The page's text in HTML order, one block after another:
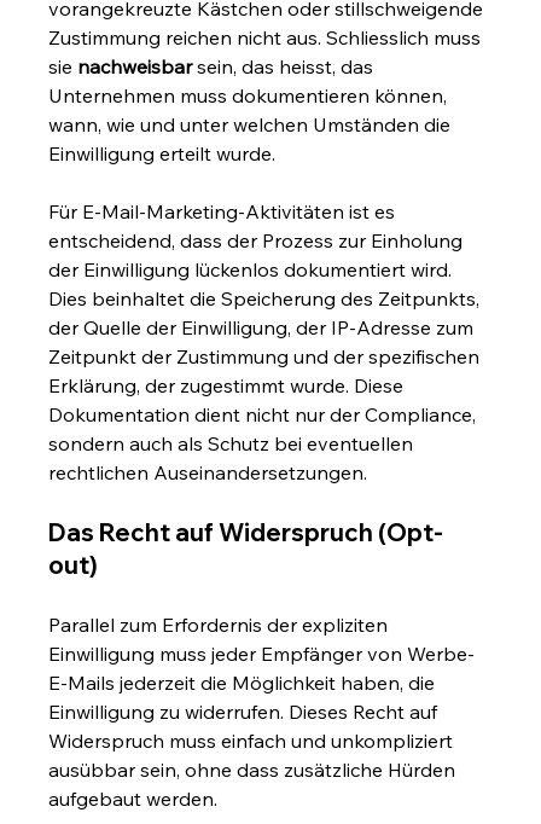
vorangekreuzte Kästchen oder stillschweigende
Zustimmung reichen nicht aus. Schliesslich muss
sie nachweisbar sein, das heisst, das
Unternehmen muss dokumentieren können,
wann, wie und unter welchen Umständen die
Einwilligung erteilt wurde.
Für E-Mail-Marketing-Aktivitäten ist es
entscheidend, dass der Prozess zur Einholung
der Einwilligung lückenlos dokumentiert wird.
Dies beinhaltet die Speicherung des Zeitpunkts,
der Quelle der Einwilligung, der IP-Adresse zum
Zeitpunkt der Zustimmung und der spezifischen
Erklärung, der zugestimmt wurde. Diese
Dokumentation dient nicht nur der Compliance,
sondern auch als Schutz bei eventuellen
rechtlichen Auseinandersetzungen.
Das Recht auf Widerspruch (Opt-
out)
Parallel zum Erfordernis der expliziten
Einwilligung muss jeder Empfänger von Werbe-
E-Mails jederzeit die Möglichkeit haben, die
Einwilligung zu widerrufen. Dieses Recht auf
Widerspruch muss einfach und unkompliziert
ausübbar sein, ohne dass zusätzliche Hürden
aufgebaut werden.